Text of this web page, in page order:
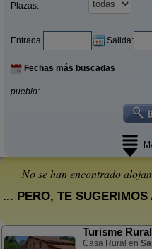
Plazas:
Entrada: Salida:
Fechas más buscadas
pueblo:
No se han encontrado
... PERO, TE
Turisme
Casa Rural en